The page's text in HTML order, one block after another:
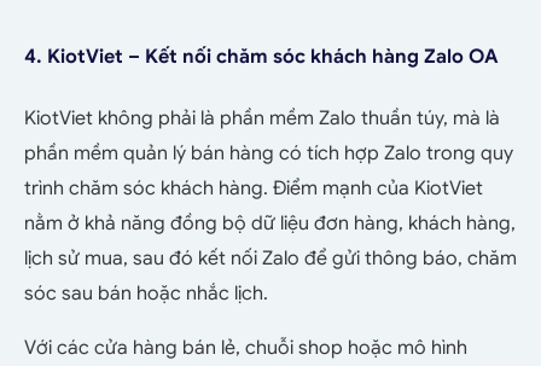
4. KiotViet – Kết nối chăm sóc khách hàng Zalo OA
KiotViet không phải là phần mềm Zalo thuần túy, mà là
phần mềm quản lý bán hàng có tích hợp Zalo trong quy
trình chăm sóc khách hàng. Điểm mạnh của KiotViet
nằm ở khả năng đồng bộ dữ liệu đơn hàng, khách hàng,
lịch sử mua, sau đó kết nối Zalo để gửi thông báo, chăm
sóc sau bán hoặc nhắc lịch.
Với các cửa hàng bán lẻ, chuỗi shop hoặc mô hình